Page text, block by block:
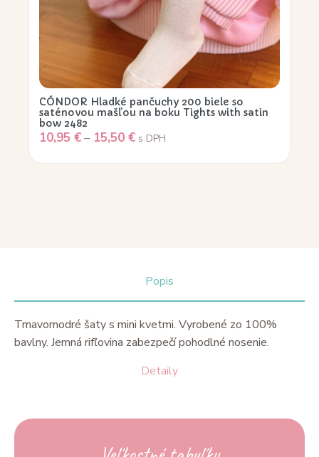
CÓNDOR Hladké pančuchy 200 biele so
saténovou mašľou na boku Tights with satin
bow 2482
10,95 €– 15,50 € s DPH
Popis
Detaily
Tmavomodré šaty s mini kvetmi. Vyrobené zo 100%
bavlny. Jemná rifľovina zabezpečí pohodlné nosenie.